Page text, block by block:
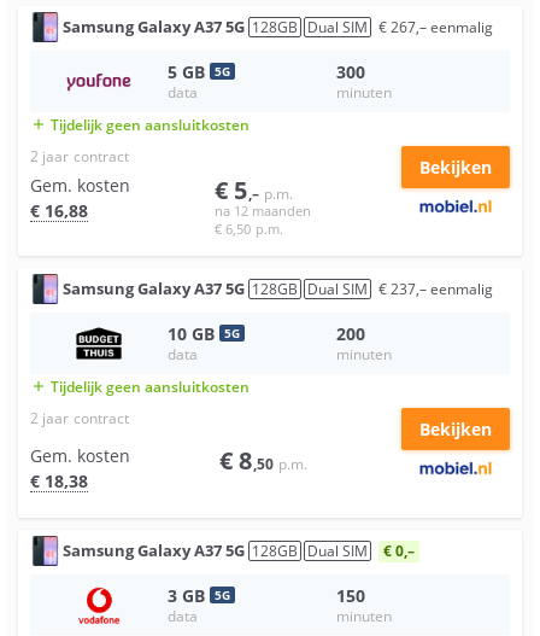
SamsungGalaxy A37 5G 128GB Dual SIM €267,–eenmalig
5 GB 5G
data
300
minuten
2 jaar contract
€ 5,– p.m.
na 12 maanden
€ 6,50 p.m.
Gem. kosten
€ 16,88
Bekijken
add Tijdelijk geen aansluitkosten
SamsungGalaxy A37 5G 128GB Dual SIM €237,–eenmalig
10 GB 5G
data
200
minuten
2 jaar contract
€8,50 p.m.
Gem. kosten
€ 18,38
Bekijken
add Tijdelijk geen aansluitkosten
SamsungGalaxy A37 5G 128GB Dual SIM € 0,–
3 GB 5G
data
150
minuten